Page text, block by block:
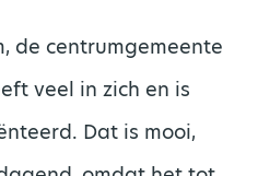
de centrumgemeente
veel in zich en is
Dat is mooi,